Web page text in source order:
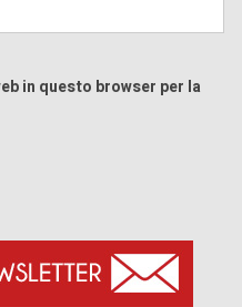
in questo browser per la